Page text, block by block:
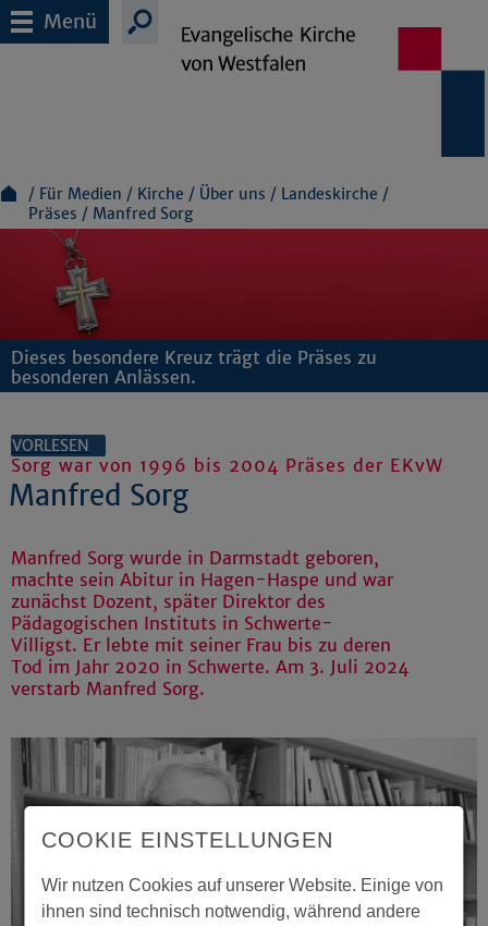
Menü
Für Medien Kirche Über uns
Landeskirche
Präses
Manfred Sorg
Dieses besondere Kreuz trägt die Präses zu
besonderen Anlässen.
VORLESEN
Sorg war von 1996 bis 2004 Präses der EKvW
Manfred Sorg
Manfred Sorg wurde in Darmstadt geboren,
machte sein Abitur in Hagen-Haspe und war
zunächst Dozent, später Direktor des
Pädagogischen Instituts in Schwerte-
Villigst. Er lebte mit seiner Frau bis zu deren
Tod im Jahr 2020 in Schwerte. Am 3. Juli 2024
verstarb Manfred Sorg.
COOKIE EINSTELLUNGEN
Wir nutzen Cookies auf unserer Website. Einige von
ihnen sind technisch notwendig, während andere